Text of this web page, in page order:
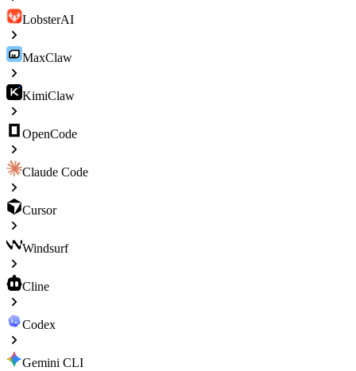
LobsterAI
MaxClaw
KimiClaw
OpenCode
Claude Code
Cursor
Windsurf
Cline
Codex
Gemini CLI